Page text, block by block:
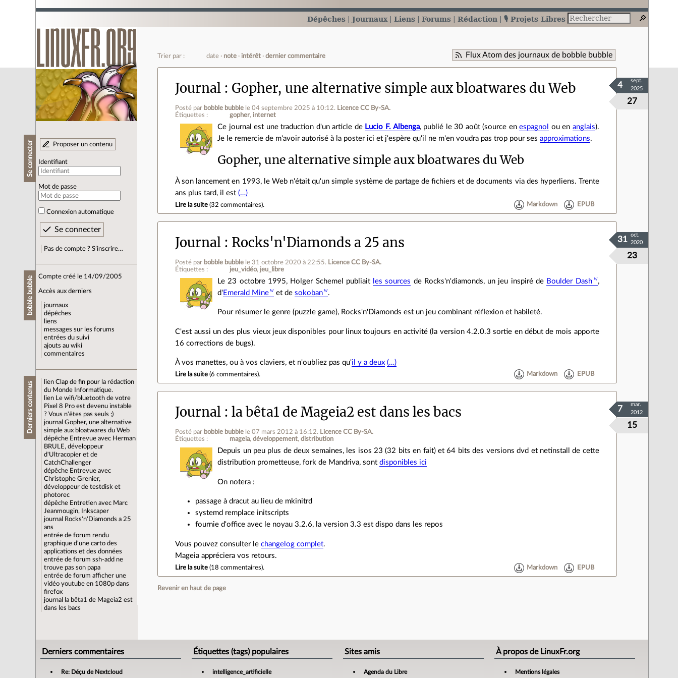
Dépêches Journaux Liens Forums Rédaction 🎙️ Projets Libres
Se connecter Proposer un contenu
Identifiant
Mot de passe
Connexion automatique
Pas de compte ? S’inscrire…
bobble bubble Compte créé le 14/09/2005
Accès aux derniers
journaux
dépêches
liens
messages sur les forums
entrées du suivi
ajouts au wiki
commentaires
Derniers contenus lien Clap de fin pour la rédaction
du Monde Informatique.
lien
Le wifi/bluetooth de votre
Pixel 8 Pro est devenu instable
? Vous n'êtes pas seuls ;)
journal Gopher, une alternative
simple aux bloatwares du Web
dépêche Entrevue avec Herman
BRULE, développeur
d'Ultracopier et de
CatchChallenger
dépêche Entrevue avec
Christophe Grenier,
développeur de testdisk et
photorec
dépêche Entretien avec Marc
Jeanmougin, Inkscaper
journal
Rocks'n'Diamonds a 25
ans
entrée de forum rendu
graphique d'une carto des
applications et des données
entrée de forum ssh-add ne
trouve pas son papa
entrée de forum afficher une
vidéo youtube en 1080p dans
firefox
journal
la bêta1 de Mageia2 est
dans les bacs
Flux Atom des journaux de bobble bubble
Trier par : date note intérêt dernier commentaire
Journal Gopher, une alternative simple aux bloatwares du Web
Posté par bobble bubble le 04 septembre 2025 à 10:12. Licence CC By‑SA.
Étiquettes :
gopher internet
27
4
sept.
2025
Ce journal est une traduction d'un article de Lucio F. Albenga, publié le 30 août (source enespagnol ou en anglais).
Je le remercie de m'avoir autorisé à la poster ici et j'espère qu'il ne m'en voudra pas trop pour sesapproximations.
Gopher, une alternative simple aux bloatwares du Web
À son lancement en 1993, le Web n'était qu'un simple système de partage de fichiers et de documents via des hyperliens. Trente
ans plus tard, il est(…)
Lire la suite (32 commentaires). Markdown EPUB
Journal Rocks'n'Diamonds a 25 ans
Posté par bobble bubble le 31 octobre 2020 à 22:55. Licence CC By‑SA.
Étiquettes :
jeu_vidéo jeu_libre
23
31
oct.
2020
Le 23 octobre 1995, Holger Schemel publiait les sources de Rocks'n'diamonds, un jeu inspiré de Boulder Dash
,
d'Emerald Mine et desokoban .
Pour résumer le genre (puzzle game), Rocks'n'Diamonds est un jeu combinant réflexion et habileté.
C'est aussi un des plus vieux jeux disponibles pour linux toujours en activité (la version 4.2.0.3 sortie en début de mois apporte
16 corrections de bugs).
À vos manettes, ou à vos claviers, et n'oubliez pas qu'il y a deux (…)
Lire la suite (6 commentaires). Markdown EPUB
Journal la bêta1 de Mageia2 est dans les bacs
Posté par bobble bubble le 07 mars 2012 à 16:12. Licence CC By‑SA.
Étiquettes :
mageia développement distribution
15
7
mar.
2012
Depuis un peu plus de deux semaines, les isos 23 (32 bits en fait) et 64 bits des versions dvd et netinstall de cette
distribution prometteuse, fork de Mandriva, sontdisponibles ici
On notera :
passage à dracut au lieu de mkinitrd
systemd remplace initscripts
fournie d'office avec le noyau 3.2.6, la version 3.3 est dispo dans les repos
Vous pouvez consulter lechangelog complet.
Mageia appréciera vos retours.
Lire la suite (18 commentaires). Markdown EPUB
Revenir en haut de page
Derniers commentaires
Re: Déçu de Nextcloud
Étiquettes (tags) populaires
intelligence_artificielle
Sites amis
Agenda du Libre
À propos de LinuxFr.org
Mentions légales